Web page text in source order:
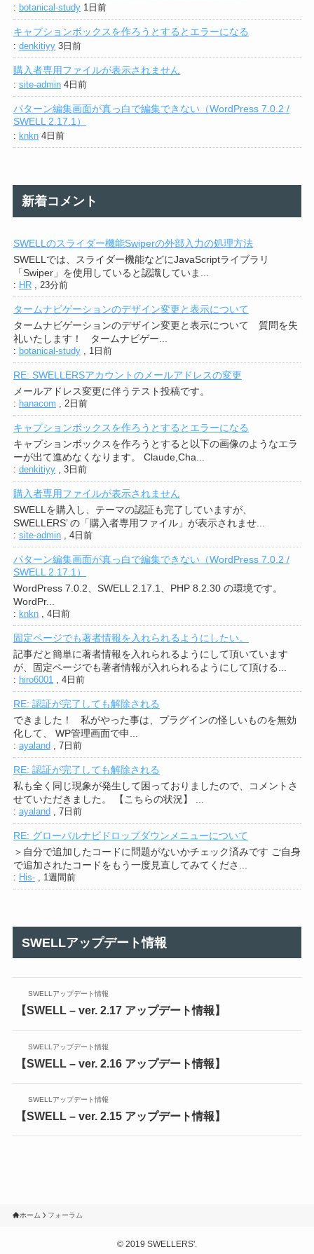
: botanical-study 1日前
キャプションボックスを作ろうとするとエラーになる
: denkitiyy 3日前
購入者専用ファイルが表示されません
: site-admin 4日前
パターン編集画面が真っ白で編集できない（WordPress 7.0.2 /
SWELL 2.17.1）
: knkn 4日前
新着コメント
SWELLのスライダー機能Swiperの外部入力の処理方法
SWELLでは、スライダー機能などにJavaScriptライブラリ
「Swiper」を使用していると認識していま...
: HR, 23分前
タームナビゲーションのデザイン変更と表示について
タームナビゲーションのデザイン変更と表示について 質問を失
礼いたします！ タームナビゲー...
: botanical-study, 1日前
RE: SWELLERSアカウントのメールアドレスの変更
メールアドレス変更に伴うテスト投稿です。
: hanacom , 2日前
キャプションボックスを作ろうとするとエラーになる
キャプションボックスを作ろうとすると以下の画像のようなエラ
ーが出て進めなくなります。 Claude,Cha...
: denkitiyy, 3日前
購入者専用ファイルが表示されません
SWELLを購入し、テーマの認証も完了していますが、
SWELLERS’ の「購入者専用ファイル」が表示されませ...
: site-admin, 4日前
パターン編集画面が真っ白で編集できない（WordPress 7.0.2 /
SWELL 2.17.1）
WordPress 7.0.2、SWELL 2.17.1、PHP 8.2.30 の環境です。
WordPr...
: knkn, 4日前
固定ページでも著者情報を入れられるようにしたい。
記事だと簡単に著者情報を入れられるようにして頂いています
が、固定ページでも著者情報が入れられるようにして頂ける...
: hiro6001, 4日前
RE: 認証が完了しても解除される
できました！ 私がやった事は、プラグインの怪しいものを無効
化して、 WP管理画面で申...
: ayaland , 7日前
RE: 認証が完了しても解除される
私も全く同じ現象が発生して困っておりましたので、コメントさ
せていただきました。 【こちらの状況】 ...
: ayaland , 7日前
RE: グローバルナビドロップダウンメニューについて
＞自分で追加したコードに問題がないかチェック済みです ご自身
で追加されたコードをもう一度見直してみてくださ...
: His-, 1週間前
SWELLアップデート情報
SWELLアップデート情報
【SWELL – ver. 2.17 アップデート情報】
SWELLアップデート情報
【SWELL – ver. 2.16 アップデート情報】
SWELLアップデート情報
【SWELL – ver. 2.15 アップデート情報】
ホーム フォーラム
© 2019 SWELLERS'.